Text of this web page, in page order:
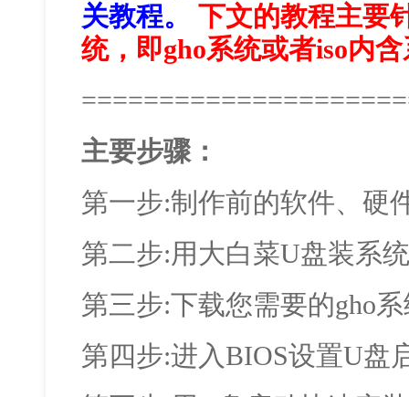
关教程。 下文的教程主要
统，即gho系统或者iso内
主要步骤：
第一步:制作前的软件、硬
第二步:用大白菜U盘装系
第三步:下载您需要的gho
第四步:进入BIOS设置U盘